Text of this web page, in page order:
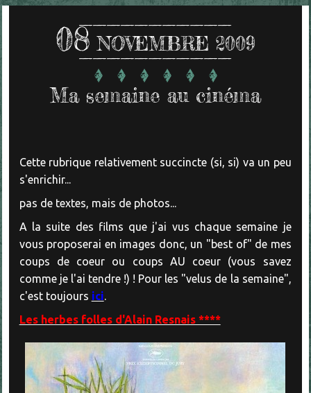
08 NOVEMBRE 2009
Ma semaine au cinéma
Cette rubrique relativement succincte (si, si) va un peu
s'enrichir...
pas de textes, mais de photos...
A la suite des films que j'ai vus chaque semaine je
vous proposerai en images donc, un "best of" de mes
coups de coeur ou coups AU coeur (vous savez
comme je l'ai tendre !) ! Pour les "velus de la semaine",
c'est toujours ici.
Les herbes folles d'Alain Resnais ****